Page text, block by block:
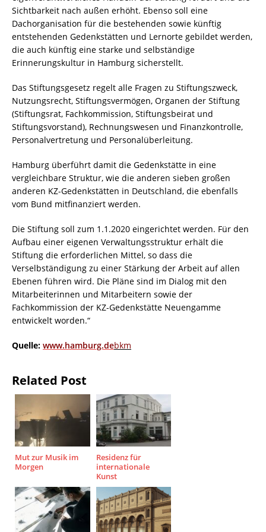
Sichtbarkeit nach außen erhöht. Ebenso soll eine
Dachorganisation für die bestehenden sowie künftig
entstehenden Gedenkstätten und Lernorte gebildet werden,
die auch künftig eine starke und selbständige
Erinnerungskultur in Hamburg sicherstellt.
Das Stiftungsgesetz regelt alle Fragen zu Stiftungszweck,
Nutzungsrecht, Stiftungsvermögen, Organen der Stiftung
(Stiftungsrat, Fachkommission, Stiftungsbeirat und
Stiftungsvorstand), Rechnungswesen und Finanzkontrolle,
Personalvertretung und Personalüberleitung.
Hamburg überführt damit die Gedenkstätte in eine
vergleichbare Struktur, wie die anderen sieben großen
anderen KZ-Gedenkstätten in Deutschland, die ebenfalls
vom Bund mitfinanziert werden.
Die Stiftung soll zum 1.1.2020 eingerichtet werden. Für den
Aufbau einer eigenen Verwaltungsstruktur erhält die
Stiftung die erforderlichen Mittel, so dass die
Verselbständigung zu einer Stärkung der Arbeit auf allen
Ebenen führen wird. Die Pläne sind im Dialog mit den
Mitarbeiterinnen und Mitarbeitern sowie der
Fachkommission der KZ-Gedenkstätte Neuengamme
entwickelt worden.“
Quelle: www.hamburg.debkm
Related Post
Mut zur Musik im
Morgen
Residenz für
internationale
Kunst